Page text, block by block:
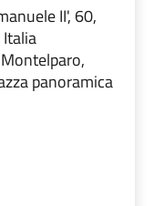
II', 60,
panoramica